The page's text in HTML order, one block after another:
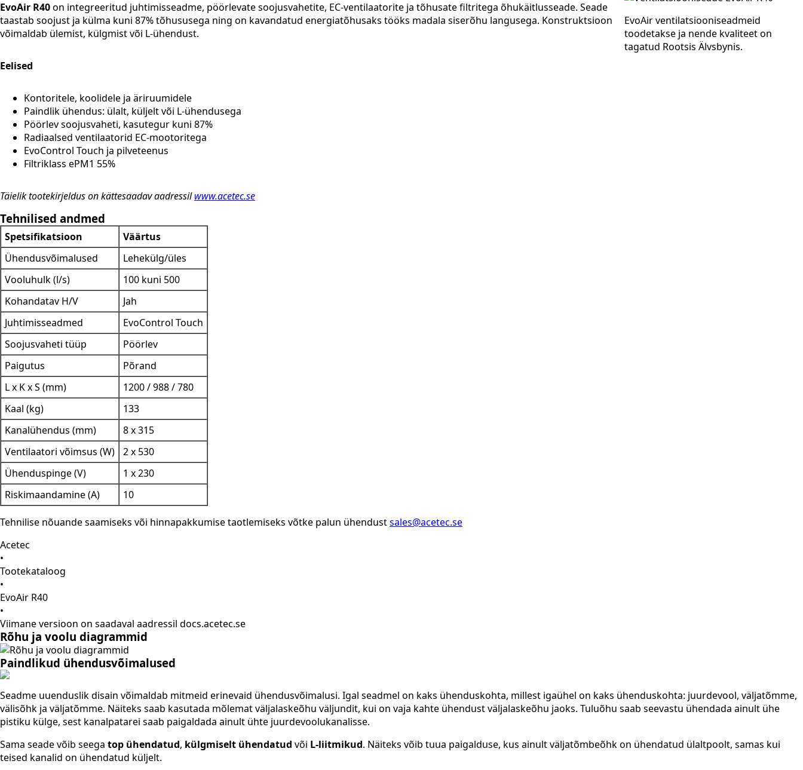
EvoAir R40on integreeritud juhtimisseadme, pöörlevate soojusvahetite, EC-ventilaatorite ja tõhusate filtritega õhukäitlusseade. Seade
taastab soojust ja külma kuni 87% tõhususega ning on kavandatud energiatõhusaks tööks madala siserõhu langusega. Konstruktsioon
võimaldab ülemist, külgmist või L-ühendust.
Eelised
Kontoritele, koolidele ja äriruumidele
Paindlik ühendus: ülalt, küljelt või L-ühendusega
Pöörlev soojusvaheti, kasutegur kuni 87%
Radiaalsed ventilaatorid EC-mootoritega
EvoControl Touch ja pilveteenus
Filtriklass ePM1 55%
Täielik tootekirjeldus on kättesaadav aadressilwww.acetec.se
EvoAir ventilatsiooniseadmeid
toodetakse ja nende kvaliteet on
tagatud Rootsis Älvsbynis.
Tehnilised andmed
Spetsifikatsioon
Väärtus
Ühendusvõimalused
Lehekülg/üles
Vooluhulk (l/s)
100 kuni 500
Kohandatav H/V
Jah
Juhtimisseadmed
EvoControl Touch
Soojusvaheti tüüp
Pöörlev
Paigutus
Põrand
L x K x S (mm)
1200 / 988 / 780
Kaal (kg)
133
Kanalühendus (mm)
8 x 315
Ventilaatori võimsus (W)
2 x 530
Ühenduspinge (V)
1 x 230
Riskimaandamine (A)
10
Tehnilise nõuande saamiseks või hinnapakkumise taotlemiseks võtke palun ühendustsales@acetec.se
Acetec
•
Tootekataloog
•
EvoAir R40
•
Viimane versioon on saadaval aadressil docs.acetec.se
Rõhu ja voolu diagrammid
Paindlikud ühendusvõimalused
Seadme uuenduslik disain võimaldab mitmeid erinevaid ühendusvõimalusi. Igal seadmel on kaks ühenduskohta, millest igaühel on kaks ühenduskohta: juurdevool, väljatõmme,
välisõhk ja väljatõmme. Näiteks saab kasutada mõlemat väljalaskeõhu väljundit, kui on vaja kahte ühendust väljalaskeõhu jaoks. Tuluõhu saab seevastu ühendada ainult ühe
pistiku külge, sest kanalpatarei saab paigaldada ainult ühte juurdevoolukanalisse.
Sama seade võib seega top ühendatud, külgmiselt ühendatud või L-liitmikud. Näiteks võib tuua paigalduse, kus ainult väljatõmbeõhk on ühendatud ülaltpoolt, samas kui
teised kanalid on ühendatud küljelt.